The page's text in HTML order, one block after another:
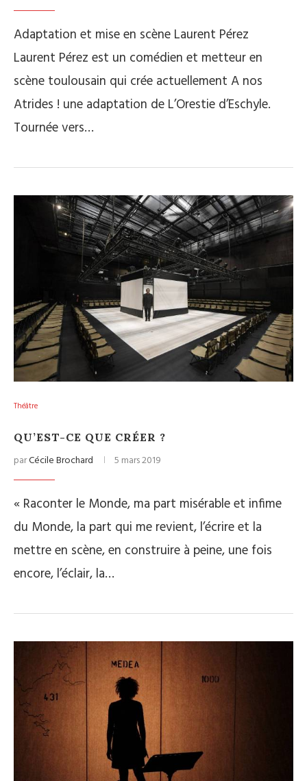
Adaptation et mise en scène Laurent Pérez
Laurent Pérez est un comédien et metteur en
scène toulousain qui crée actuellement A nos
Atrides ! une adaptation de L’Orestie d’Eschyle.
Tournée vers…
Théâtre
QU’EST-CE QUE CRÉER ?
parCécile Brochard 5 mars 2019
« Raconter le Monde, ma part misérable et infime
du Monde, la part qui me revient, l’écrire et la
mettre en scène, en construire à peine, une fois
encore, l’éclair, la…